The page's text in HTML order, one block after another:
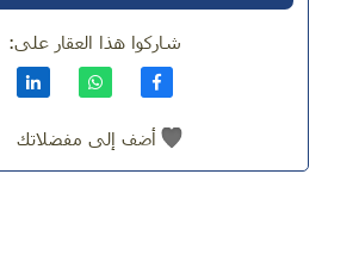
شاركوا هذا العقار على:
أضف إلى مفضلاتك